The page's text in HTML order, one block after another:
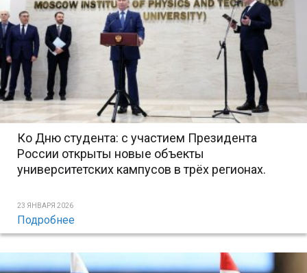
Ко Дню студента: с участием Президента
России открыты новые объекты
университетских кампусов в трёх регионах.
23 ЯНВАРЯ 2026
Подробнее